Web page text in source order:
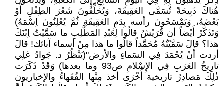
هُناكَ ذَبِيحَةً تُسَمَّى العَقِيقَةَ، وَيُحَلِّقُونَ شَعْرَ الطِفْلِ أَوْ
بَعْضَهُ، وَيَمْسَحُونَ رأسه بِدَمِ العَقِيقَةِ ثُمَّ يُعْلِنُونَ اِسْمَهُ)
وَتَذَكَّرْ أَيْضاً أن قُرَيْشٌ قالُوا لِعَبْدِ المَطَّلِبِ ما سَمَّيْتُ اِبْنَكَ
هٰذا؟ قالَ سَمَّيْتُهُ مُحَمَّداً قالُوا ما هذا مِنْ أسماء آبائك! قالَ
أردت أَنْ يُحْمَدَ فِي السَماءِ والأرض"(يَنْظُرُ د. جَوادُ عَلِي
تارِيخُ العَرَبِ فِي الإِسْلامِ ص93 وما بعدها) وَقَدْ ذَكَرَت
ذٰلِكَ مَصادِرُ تاريخية أُخْرَى أخذ مِنْها الفُقَهاءُ والإخباريون